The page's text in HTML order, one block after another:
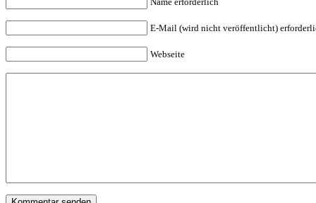
E-Mail (wird nicht veröffentlicht)
Webseite